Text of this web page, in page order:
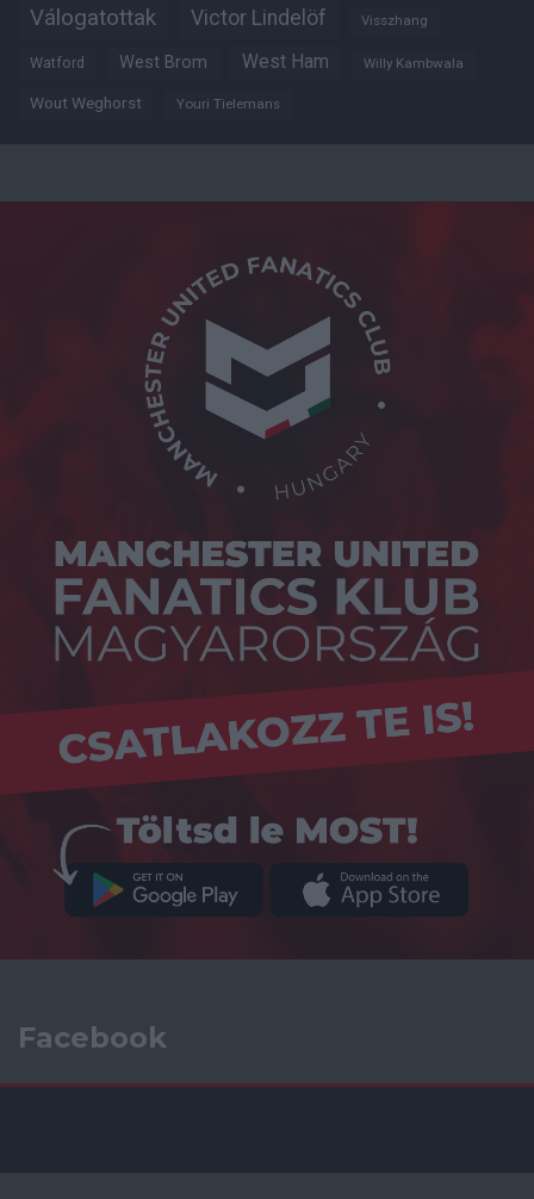
Válogatottak Victor Lindelöf Visszhang
Watford West Brom West Ham Willy Kambwala
Wout Weghorst Youri Tielemans
Facebook